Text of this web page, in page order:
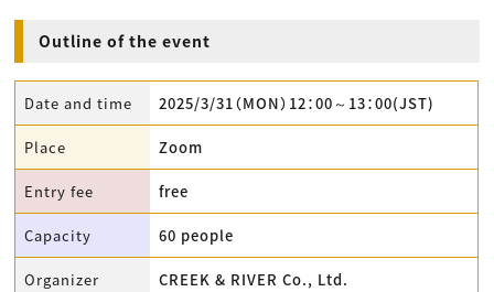
Outline of the event
Date and time 2025/3/31（MON）12：00～13：00(JST)
Place Zoom
Entry fee free
Capacity 60 people
Organizer CREEK & RIVER Co., Ltd.